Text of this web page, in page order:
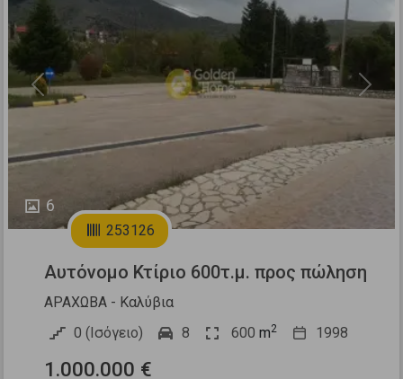
6
Previous Next
253126
Αυτόνομο Κτίριο 600τ.μ. προς πώληση
ΑΡΑΧΩΒΑ - Καλύβια
0 (Ισόγειο)
8 600 m2 1998
1.000.000 €